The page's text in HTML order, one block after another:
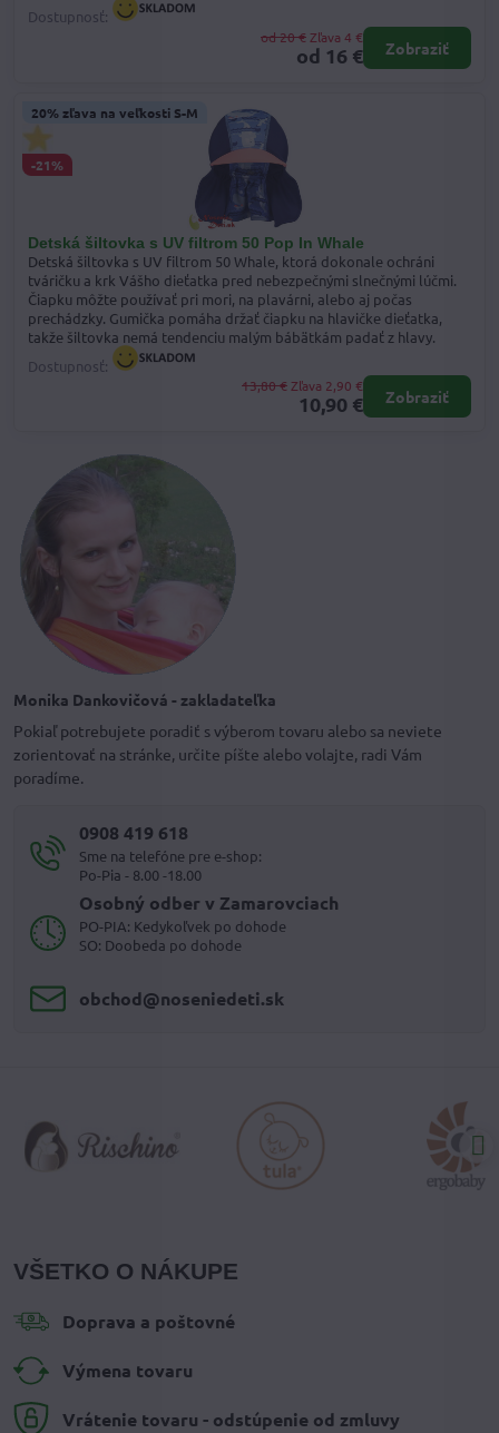
Dostupnosť:
od 16 €
od 20 € Zľava 4 €
Zobraziť
Detská šiltovka s UV filtrom 50 Pop In Whale
20% zľava na veľkosti S-M
-21%
Detská šiltovka s UV filtrom 50 Whale, ktorá dokonale ochráni
tváričku a krk Vášho dieťatka pred nebezpečnými slnečnými lúčmi.
Čiapku môžte používať pri mori, na plavárni, alebo aj počas
prechádzky. Gumička pomáha držať čiapku na hlavičke dieťatka,
takže šiltovka nemá tendenciu malým bábätkám padať z hlavy.
Dostupnosť:
10,90 €
13,80 €Zľava 2,90 €
Zobraziť
Monika Dankovičová - zakladateľka
Pokiaľ potrebujete poradiť s výberom tovaru alebo sa neviete
zorientovať na stránke, určite píšte alebo volajte, radi Vám
poradíme.
0908 419 618
Sme na telefóne pre e-shop:
Po-Pia - 8.00 -18.00
Osobný odber v Zamarovciach
PO-PIA: Kedykoľvek po dohode
SO: Doobeda po dohode
obchod​@noseniedeti​.sk
VŠETKO O NÁKUPE
Doprava a poštovné
Výmena tovaru
Vrátenie tovaru - odstúpenie od zmluvy